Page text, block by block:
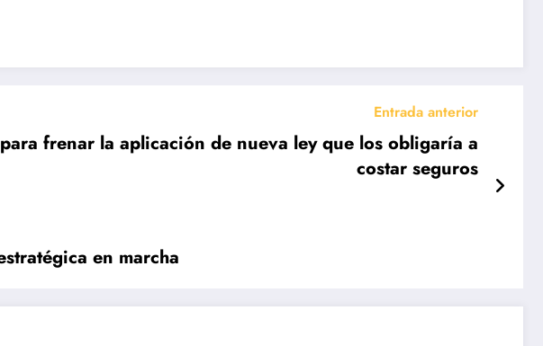
Entrada anterior
frenar la aplicación de nueva ley que los obligaría a
costar seguros
en marcha